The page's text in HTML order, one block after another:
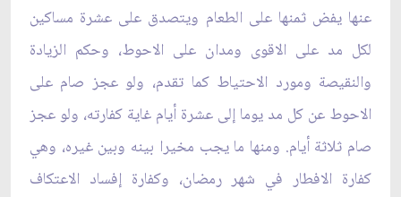
عنها يفض ثمنها على الطعام ويتصدق على عشرة مساكين
لكل مد على الاقوى ومدان على الاحوط، وحكم الزيادة
والنقيصة ومورد الاحتياط كما تقدم، ولو عجز صام على
الاحوط عن كل مد يوما إلى عشرة أيام غاية كفارته، ولو عجز
صام ثلاثة أيام. ومنها ما يجب مخيرا بينه وبين غيره، وهي
كفارة الافطار في شهر رمضان، وكفارة إفساد الاعتكاف